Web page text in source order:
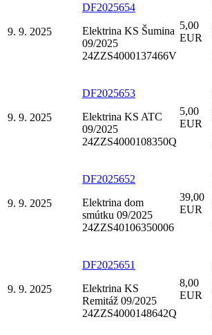
9. 9. 2025
DF2025654
Elektrina KS Šumina
09/2025
24ZZS4000137466V
5,00
EUR
9. 9. 2025
DF2025653
Elektrina KS ATC
09/2025
24ZZS4000108350Q
5,00
EUR
9. 9. 2025
DF2025652
Elektrina dom
smútku 09/2025
24ZZS40106350006
39,00
EUR
9. 9. 2025
DF2025651
Elektrina KS
Remitáž 09/2025
24ZZS4000148642Q
8,00
EUR